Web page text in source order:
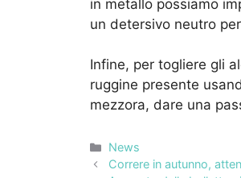
in metallo possiamo
un detersivo neutro
Infine, per togliere gli
ruggine presente
mezzora, dare una
Categorie
News
Correre in autunno,